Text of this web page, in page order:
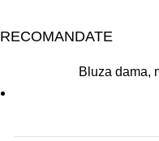
RECOMANDATE
Bluza dama,